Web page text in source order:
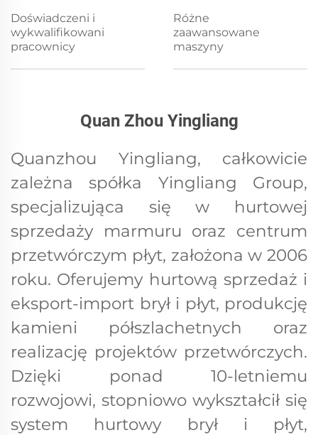
Doświadczeni i
wykwalifikowani
pracownicy
Różne
zaawansowane
maszyny
Quan Zhou Yingliang
Quanzhou Yingliang, całkowicie
zależna spółka Yingliang Group,
specjalizująca się w hurtowej
sprzedaży marmuru oraz centrum
przetwórczym płyt, założona w 2006
roku. Oferujemy hurtową sprzedaż i
eksport-import brył i płyt, produkcję
kamieni półszlachetnych oraz
realizację projektów przetwórczych.
Dzięki ponad 10-letniemu
rozwojowi, stopniowo wykształcił się
system hurtowy brył i płyt,